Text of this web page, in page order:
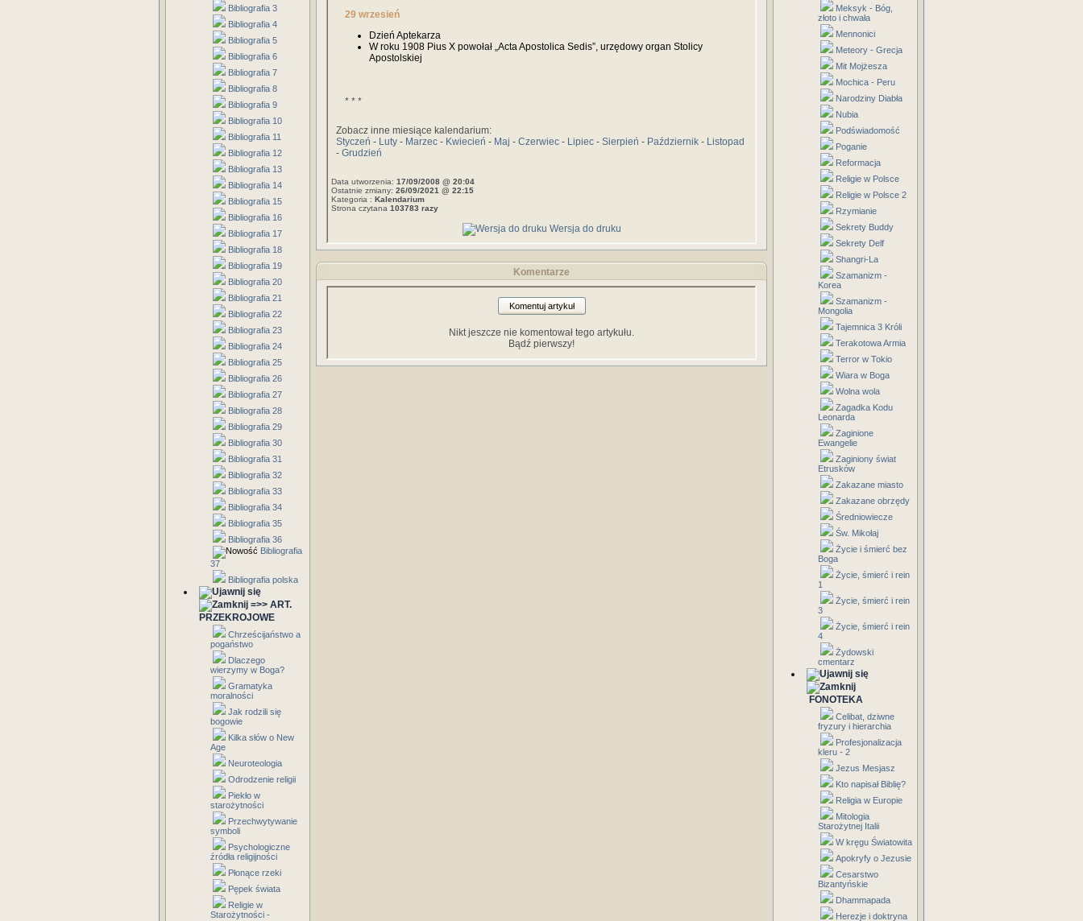
Bibliografia 3
Bibliografia 4
Bibliografia 5
Bibliografia 6
Bibliografia 7
Bibliografia 8
Bibliografia 9
Bibliografia 10
Bibliografia 11
Bibliografia 12
Bibliografia 13
Bibliografia 14
Bibliografia 15
Bibliografia 16
Bibliografia 17
Bibliografia 18
Bibliografia 19
Bibliografia 20
Bibliografia 21
Bibliografia 22
Bibliografia 23
Bibliografia 24
Bibliografia 25
Bibliografia 26
Bibliografia 27
Bibliografia 28
Bibliografia 29
Bibliografia 30
Bibliografia 31
Bibliografia 32
Bibliografia 33
Bibliografia 34
Bibliografia 35
Bibliografia 36
Bibliografia
37
Bibliografia polska
=>> ART.
PRZEKROJOWE
Chrześcijaństwo a
pogaństwo
Dlaczego
wierzymy w Boga?
Gramatyka
moralności
Jak rodzili się
bogowie
Kilka słów o New
Age
Neuroteologia
Odrodzenie religii
Piekło w
starożytności
Przechwytywanie
symboli
Psychologiczne
źródła religijności
Płonące rzeki
Pępek świata
Religie w
Starożytności -
29 wrzesień
Dzień Aptekarza
W roku 1908 Pius X powołał „Acta Apostolica Sedis”, urzędowy organ Stolicy
Apostolskiej
* * *
Zobacz inne miesiące kalendarium:
Styczeń - Luty - Marzec - Kwiecień - Maj - Czerwiec - Lipiec - Sierpień - Październik - Listopad
- Grudzień
Data utworzenia: 17/09/2008 @ 20:04
Ostatnie zmiany: 26/09/2021 @ 22:15
Kategoria : Kalendarium
Strona czytana 103783 razy
Wersja do druku
Komentarze
Komentuj artykuł
Nikt jeszcze nie komentował tego artykułu.
Bądź pierwszy!
Meksyk - Bóg,
złoto i chwała
Mennonici
Meteory - Grecja
Mit Mojżesza
Mochica - Peru
Narodziny Diabła
Nubia
Podświadomość
Poganie
Reformacja
Religie w Polsce
Religie w Polsce 2
Rzymianie
Sekrety Buddy
Sekrety Delf
Shangri-La
Szamanizm -
Korea
Szamanizm -
Mongolia
Tajemnica 3 Króli
Terakotowa Armia
Terror w Tokio
Wiara w Boga
Wolna wola
Zagadka Kodu
Leonarda
Zaginione
Ewangelie
Zaginiony świat
Etrusków
Zakazane miasto
Zakazane obrzędy
Średniowiecze
Św. Mikołaj
Życie i śmierć bez
Boga
Życie, śmierć i rein
1
Życie, śmierć i rein
3
Życie, śmierć i rein
4
Żydowski
cmentarz
FONOTEKA
Celibat, dziwne
fryzury i hierarchia
Profesjonalizacja
kleru - 2
Jezus Mesjasz
Kto napisał Biblię?
Religia w Europie
Mitologia
Starożytnej Italii
W kręgu Światowita
Apokryfy o Jezusie
Cesarstwo
Bizantyńskie
Dhammapada
Herezje i doktryna